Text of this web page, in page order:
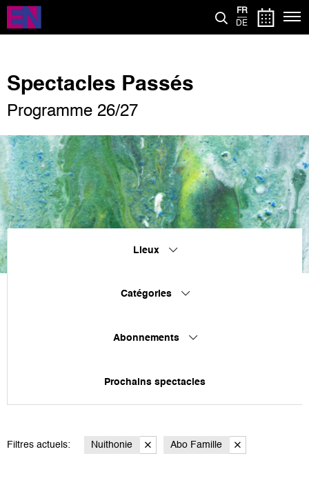
Aller
contenu
FR
DE
Spectacles Passés
Programme 26/27
Lieux
Catégories
Abonnements
Prochains spectacles
Filtres actuels: Nuithonie Abo Famille